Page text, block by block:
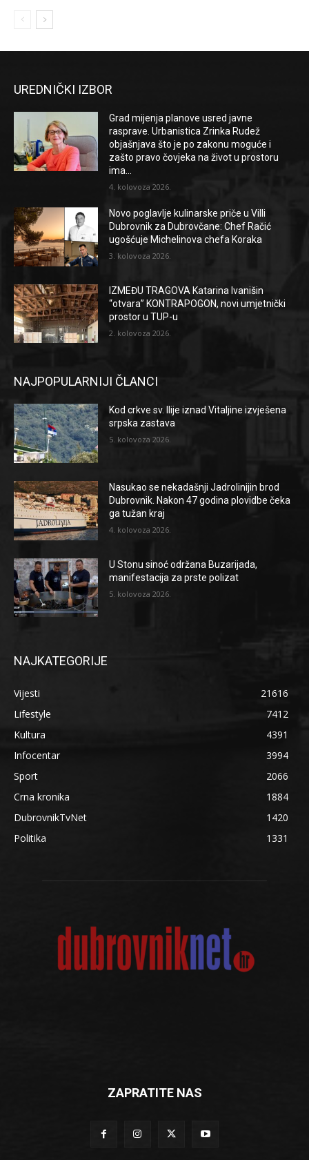
UREDNIČKI IZBOR
Grad mijenja planove usred javne
rasprave. Urbanistica Zrinka Rudež
objašnjava što je po zakonu moguće i
zašto pravo čovjeka na život u prostoru
ima...
4. kolovoza 2026.
Novo poglavlje kulinarske priče u Villi
Dubrovnik za Dubrovčane: Chef Račić
ugošćuje Michelinova chefa Koraka
3. kolovoza 2026.
IZMEĐU TRAGOVA Katarina Ivanišin
“otvara” KONTRAPOGON, novi umjetnički
prostor u TUP-u
2. kolovoza 2026.
NAJPOPULARNIJI ČLANCI
Kod crkve sv. Ilije iznad Vitaljine izvješena
srpska zastava
5. kolovoza 2026.
Nasukao se nekadašnji Jadrolinijin brod
Dubrovnik. Nakon 47 godina plovidbe čeka
ga tužan kraj
4. kolovoza 2026.
U Stonu sinoć održana Buzarijada,
manifestacija za prste polizat
5. kolovoza 2026.
NAJKATEGORIJE
Vijesti
21616
Lifestyle
7412
Kultura
4391
Infocentar
3994
Sport
2066
Crna kronika
1884
DubrovnikTvNet
1420
Politika
1331
ZAPRATITE NAS